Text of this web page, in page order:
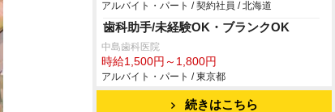
アルバイト・パート / 契約社員 / 北海道
歯科助手/未経験OK・ブランクOK
中島歯科医院
時給1,500円～1,800円
アルバイト・パート / 東京都
続きはこちら